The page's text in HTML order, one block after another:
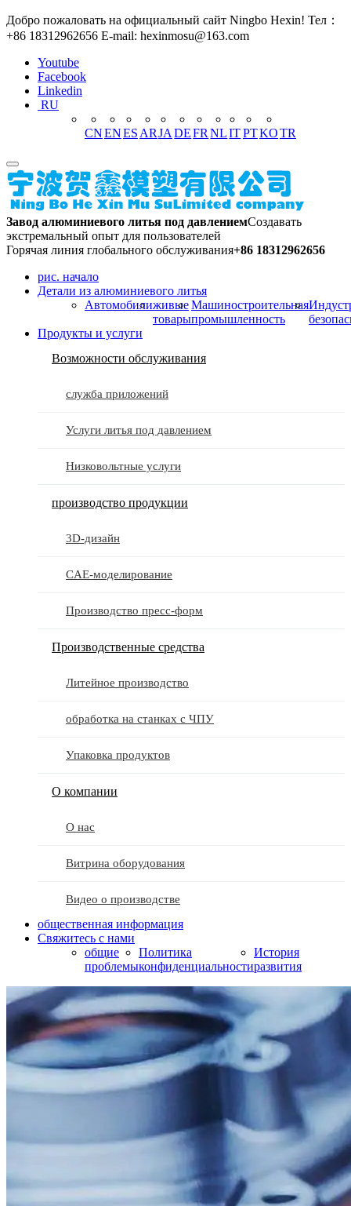
Добро пожаловать на официальный сайт Ningbo Hexin! Тел：
+86 18312962656 E-mail: hexinmosu@163.com
Youtube
Facebook
Linkedin
RU
CNENES ARJA DEFR NLITPTKOTR
Завод алюминиевого литья под давлениемСоздавать
экстремальный опыт для пользователей
Горячая линия глобального обслуживания+86 18312962656
рис. начало
Детали из алюминиевого литья
Автомобилиживые
товары
Машиностроительная
промышленность
Продукты и услуги
Возможности обслуживания
служба приложений
Услуги литья под давлением
Низковольтные услуги
производство продукции
3D-дизайн
CAE-моделирование
Производство пресс-форм
Производственные средства
Литейное производство
обработка на станках с ЧПУ
Упаковка продуктов
О компании
О нас
Витрина оборудования
Видео о производстве
общественная информация
Свяжитесь с нами
общие
проблемы
Политика
конфиденциальности
История
развития